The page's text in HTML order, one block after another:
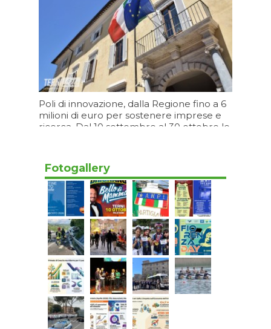
Poli di innovazione, dalla Regione fino a 6
milioni di euro per sostenere imprese e
ricerca. Dal 10 settembre al 30 ottobre le
Fotogallery